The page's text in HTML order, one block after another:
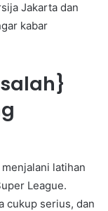
Jakarta dan
kabar
latihan
League.
cukup serius, dan